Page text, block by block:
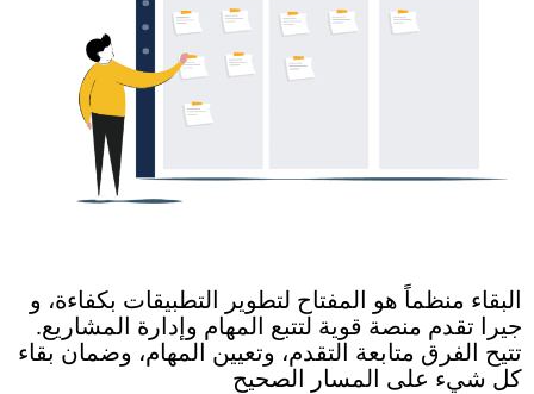
البقاء منظماً هو المفتاح لتطوير التطبيقات بكفاءة، و
جيرا تقدم منصة قوية لتتبع المهام وإدارة المشاريع.
تتيح الفرق متابعة التقدم، وتعيين المهام، وضمان بقاء
كل شيء على المسار الصحيح